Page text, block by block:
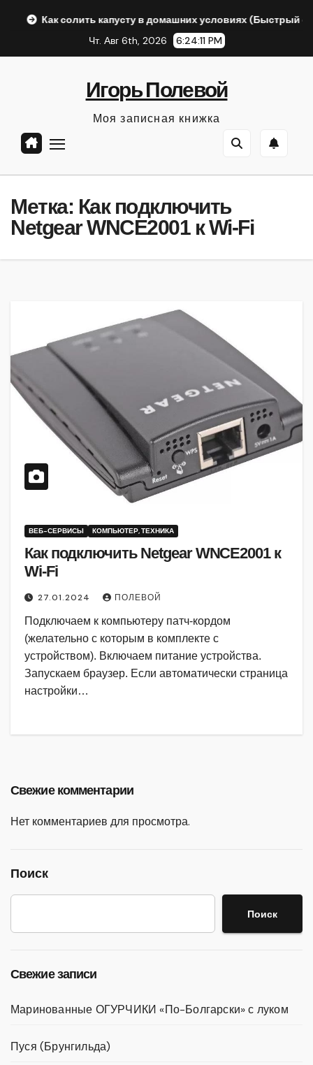
Как солить капусту в домашних условиях (Быстрый ответ
Чт. Авг 6th, 2026
6:24:12 PM
Игорь Полевой
Моя записная книжка
Метка: Как подключить
Netgear WNCE2001 к Wi-Fi
ВЕБ-СЕРВИСЫ КОМПЬЮТЕР, ТЕХНИКА
Как подключить Netgear WNCE2001 к
Wi-Fi
27.01.2024 ПОЛЕВОЙ
Подключаем к компьютеру патч-кордом
(желательно с которым в комплекте с
устройством). Включаем питание устройства.
Запускаем браузер. Если автоматически страница
настройки…
Свежие комментарии
Нет комментариев для просмотра.
Поиск
Поиск
Свежие записи
Маринованные ОГУРЧИКИ «По-Болгарски» с луком
Пуся (Брунгильда)